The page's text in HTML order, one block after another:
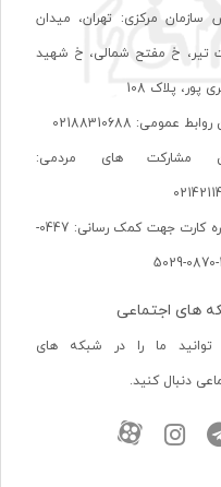
سازمان مرکزی: تهران، ميدان
تير، خ مفتح شمالی، خ شهيد
پور، پلاک 108
عمومی: 02188310688
مشارکت های مردمی:
شماره کارت جهت کمک رسانی: 0447-
های اجتماعی
ما را در شبکه های
دنبال کنید.